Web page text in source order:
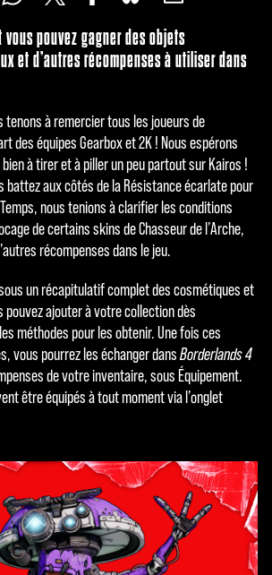
vous pouvez gagner des objets
et d’autres récompenses à utiliser dans
tenons à remercier tous les joueurs de
des équipes Gearbox et 2K ! Nous espérons
à tirer et à piller un peu partout sur Kairos !
battez aux côtés de la Résistance écarlate pour
nous tenions à clarifier les conditions
de certains skins de Chasseur de l’Arche,
récompenses dans le jeu.
un récapitulatif complet des cosmétiques et
pouvez ajouter à votre collection dès
méthodes pour les obtenir. Une fois ces
vous pourrez les échanger dansBorderlands 4
de votre inventaire, sous Équipement.
être équipés à tout moment via l’onglet